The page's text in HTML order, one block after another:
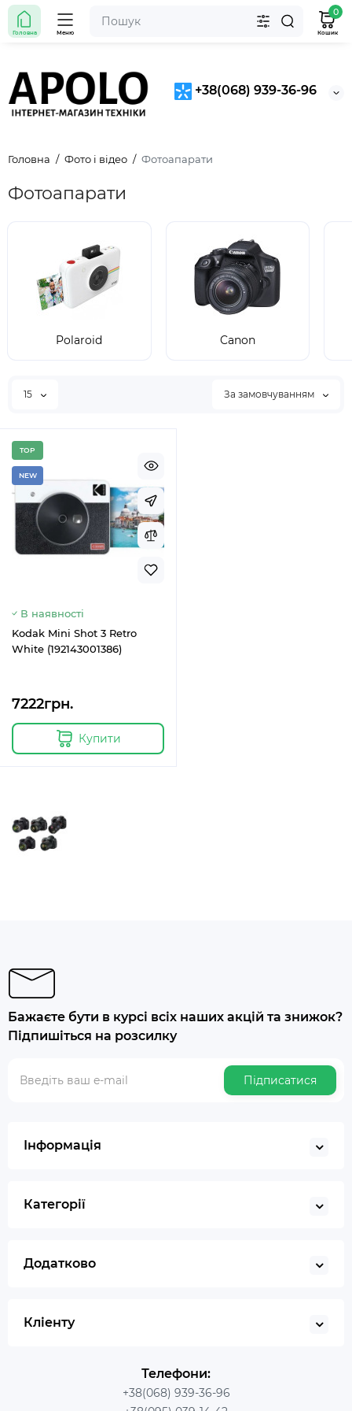
+38(068) 939-36-96
Головна Меню
0
Кошик
Головна Фото і відео Фотоапарати
Фотоапарати
Polaroid Canon
15 За замовчуванням
TOP
NEW
В наявності
Kodak Mini Shot 3 Retro
White (192143001386)
7222грн.
Купити
Бажаєте бути в курсі всіх наших акцій та знижок?
Підпишіться на розсилку
Підписатися
Інформація
Категорії
Додатково
Кліенту
Телефони:
+38(068) 939-36-96